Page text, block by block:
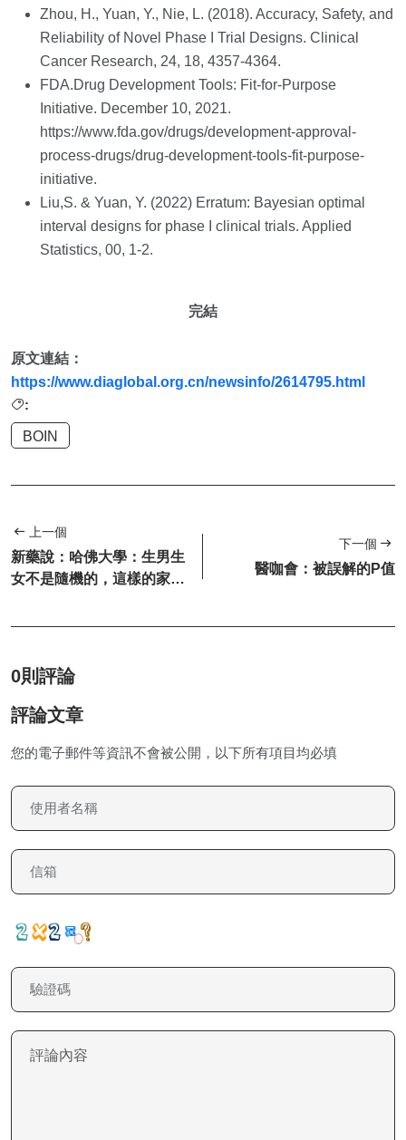
Zhou, H., Yuan, Y., Nie, L. (2018). Accuracy, Safety, and
Reliability of Novel Phase I Trial Designs. Clinical
Cancer Research, 24, 18, 4357-4364.
FDA.Drug Development Tools: Fit-for-Purpose
Initiative. December 10, 2021.
https://www.fda.gov/drugs/development-approval-
process-drugs/drug-development-tools-fit-purpose-
initiative.
Liu,S. & Yuan, Y. (2022) Erratum: Bayesian optimal
interval designs for phase I clinical trials. Applied
Statistics, 00, 1-2.
完結
原文連結：
https://www.diaglobal.org.cn/newsinfo/2614795.html
:
BOIN
上一個
新藥說：哈佛大學：生男生
女不是隨機的，這樣的家
下一個
醫咖會：被誤解的P值
0則評論
評論文章
您的電子郵件等資訊不會被公開，以下所有項目均必填